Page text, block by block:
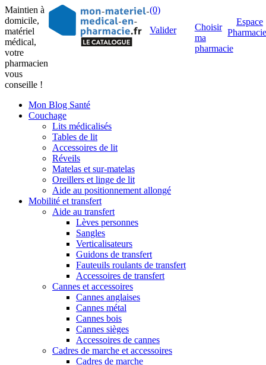
Maintien à
domicile,
matériel
médical,
votre
pharmacien
vous
conseille !
(0)
Valider
Choisir
ma
pharmacie
Espace
Mon Blog Santé
Couchage
Lits médicalisés
Tables de lit
Accessoires de lit
Réveils
Matelas et sur-matelas
Oreillers et linge de lit
Aide au positionnement allongé
Mobilité et transfert
Aide au transfert
Lèves personnes
Sangles
Verticalisateurs
Guidons de transfert
Fauteuils roulants de transfert
Accessoires de transfert
Cannes et accessoires
Cannes anglaises
Cannes métal
Cannes bois
Cannes sièges
Accessoires de cannes
Cadres de marche et accessoires
Cadres de marche